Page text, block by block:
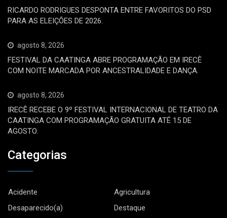
RICARDO RODRIGUES DESPONTA ENTRE FAVORITOS DO PSD
PARA AS ELEIÇÕES DE 2026.
agosto 8, 2026
FESTIVAL DA CAATINGA ABRE PROGRAMAÇÃO EM IRECÊ
COM NOITE MARCADA POR ANCESTRALIDADE E DANÇA.
agosto 8, 2026
IRECÊ RECEBE O 9º FESTIVAL INTERNACIONAL DE TEATRO DA
CAATINGA COM PROGRAMAÇÃO GRATUITA ATÉ 15 DE
AGOSTO.
Categorias
Acidente
Agricultura
Desaparecido(a)
Destaque